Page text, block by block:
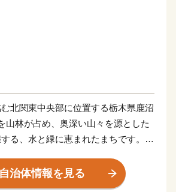
北関東中央部に位置する栃木県鹿沼
山林が占め、奥深い山々を源とした
る、水と緑に恵まれたまちです。
の流れと共に栄えてきました。東照
た職人が多く移り住んだとも伝えら
自治体情報を見る